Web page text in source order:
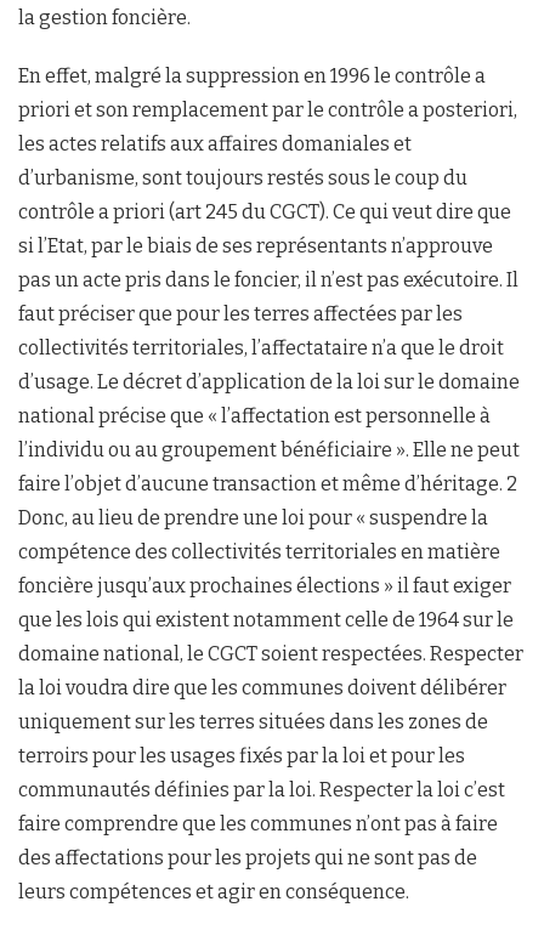
la gestion foncière.
En effet, malgré la suppression en 1996 le contrôle a
priori et son remplacement par le contrôle a posteriori,
les actes relatifs aux affaires domaniales et
d’urbanisme, sont toujours restés sous le coup du
contrôle a priori (art 245 du CGCT). Ce qui veut dire que
si l’Etat, par le biais de ses représentants n’approuve
pas un acte pris dans le foncier, il n’est pas exécutoire. Il
faut préciser que pour les terres affectées par les
collectivités territoriales, l’affectataire n’a que le droit
d’usage. Le décret d’application de la loi sur le domaine
national précise que « l’affectation est personnelle à
l’individu ou au groupement bénéficiaire ». Elle ne peut
faire l’objet d’aucune transaction et même d’héritage. 2
Donc, au lieu de prendre une loi pour « suspendre la
compétence des collectivités territoriales en matière
foncière jusqu’aux prochaines élections » il faut exiger
que les lois qui existent notamment celle de 1964 sur le
domaine national, le CGCT soient respectées. Respecter
la loi voudra dire que les communes doivent délibérer
uniquement sur les terres situées dans les zones de
terroirs pour les usages fixés par la loi et pour les
communautés définies par la loi. Respecter la loi c’est
faire comprendre que les communes n’ont pas à faire
des affectations pour les projets qui ne sont pas de
leurs compétences et agir en conséquence.